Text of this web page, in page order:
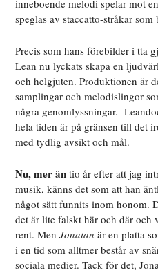
inneboende melodi spelar mot
speglas av staccatto-stråkar
Precis som hans förebilder i tta
Lean nu lyckats skapa en
och helgjuten. Produktionen är
samplingar och melodislingor
några genomlyssningar.
hela tiden är på gränsen till det
med tydlig avsikt och mål.
Nu, mer än tio år efter att jag
musik, känns det som att han
något sätt funnits inom honom.
det är lite falskt här och där och
rent. MenJonatan är en platta
i en tid som alltmer består av
sociala medier. Tack för det,